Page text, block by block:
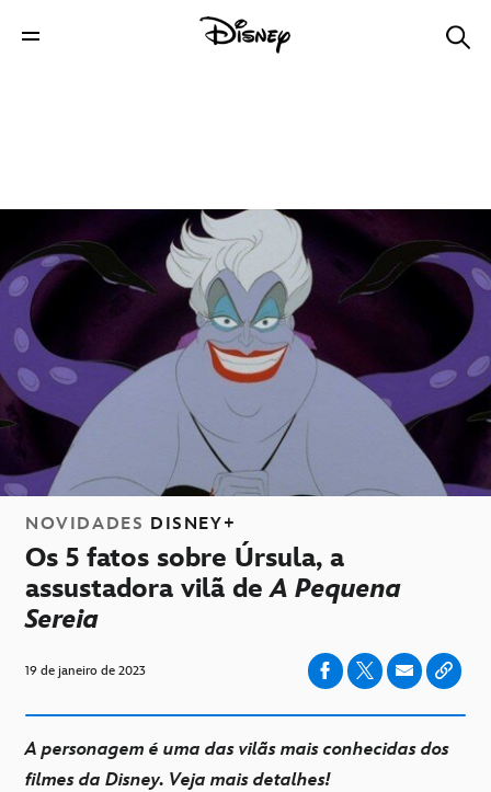
NOVIDADES DISNEY+
Os 5 fatos sobre Úrsula, a
assustadora vilã deA Pequena
Sereia
19 de janeiro de 2023
A personagem é uma das vilãs mais conhecidas dos
filmes da Disney. Veja mais detalhes!